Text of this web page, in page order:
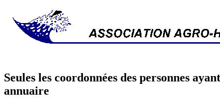
Seules les coordonnées des personnes
annuaire